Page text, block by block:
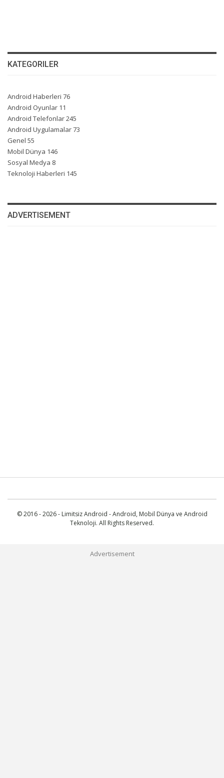
KATEGORILER
Android Haberleri 76
Android Oyunlar 11
Android Telefonlar245
Android Uygulamalar73
Genel 55
Mobil Dünya 146
Sosyal Medya 8
Teknoloji Haberleri 145
ADVERTISEMENT
© 2016 - 2026 - Limitsiz Android - Android, Mobil Dünya ve Android
Teknoloji. All Rights Reserved.
Advertisement